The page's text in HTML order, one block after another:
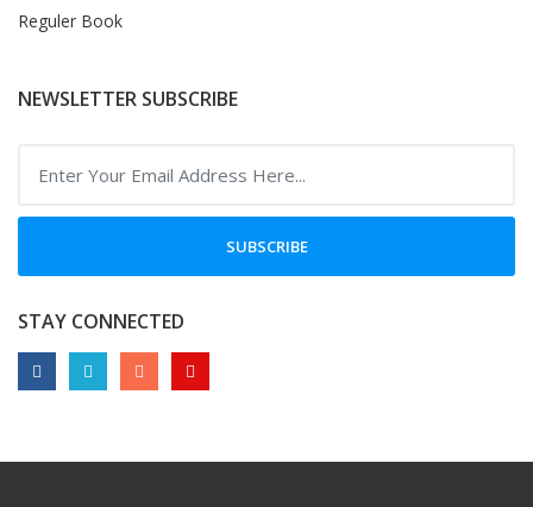
Reguler Book
NEWSLETTER SUBSCRIBE
SUBSCRIBE
STAY CONNECTED